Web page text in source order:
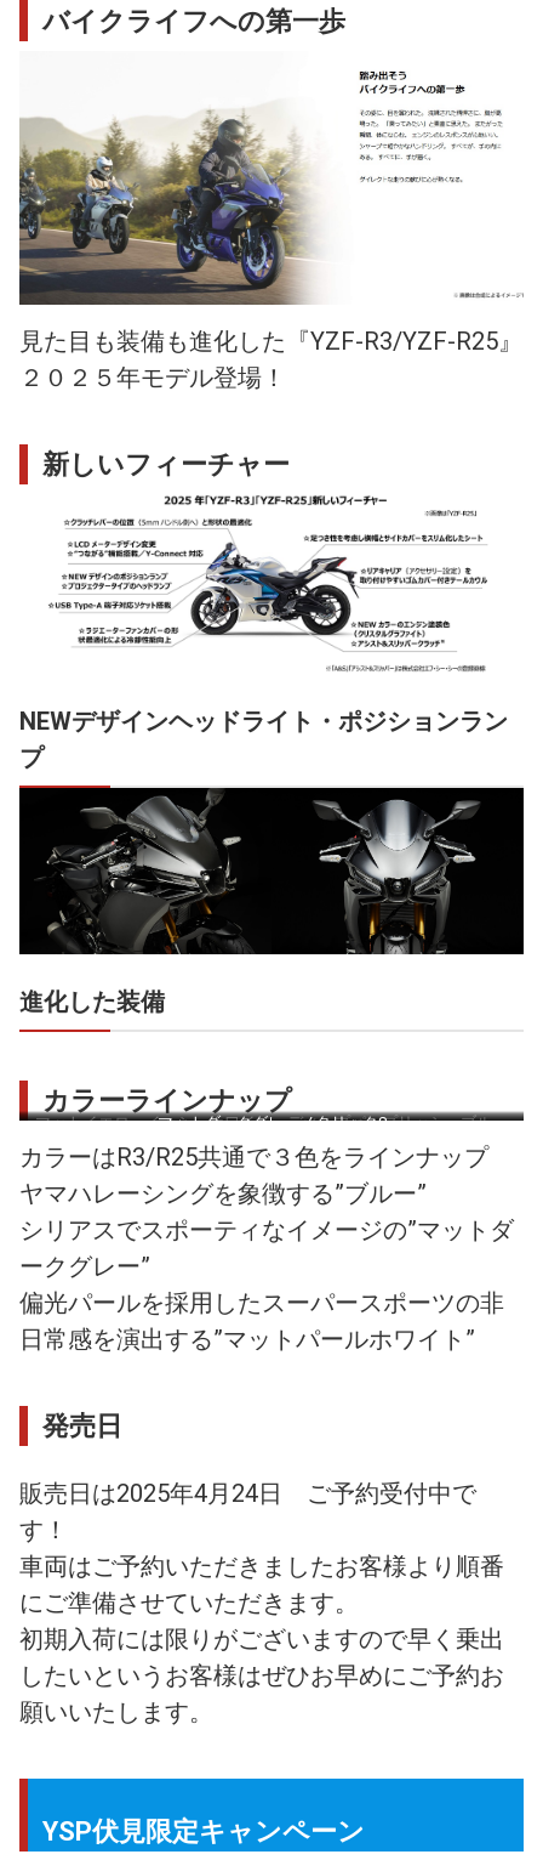
バイクライフへの第一歩
見た目も装備も進化した『YZF-R3/YZF-R25』
２０２５年モデル登場！
新しいフィーチャー
NEWデザインヘッドライト・ポジションラン
プ
進化した装備
カラーラインナップ
マットイエローイッシュホワイ
トパール1
ディープパープリッシュブルー
メタリックC
（ブルー）
マットダークグレーメタリック8
カラーはR3/R25共通で３色をラインナップ
ヤマハレーシングを象徴する”ブルー”
シリアスでスポーティなイメージの”マットダ
ークグレー”
偏光パールを採用したスーパースポーツの非
日常感を演出する”マットパールホワイト”
発売日
販売日は2025年4月24日 ご予約受付中で
す！
車両はご予約いただきましたお客様より順番
にご準備させていただきます。
初期入荷には限りがございますので早く乗出
したいというお客様はぜひお早めにご予約お
願いいたします。
YSP伏見限定キャンペーン